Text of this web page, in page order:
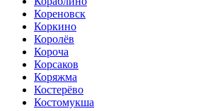
Кореновск
Коркино
Королёв
Короча
Корсаков
Коряжма
Костерёво
Костомукша